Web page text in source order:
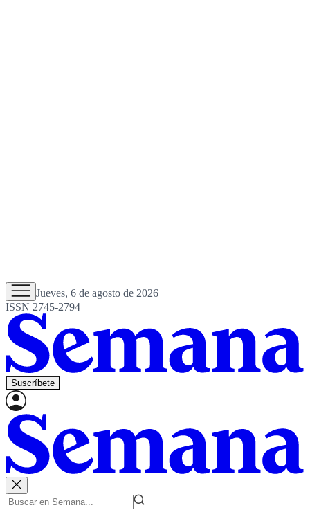
Jueves, 6 de agosto de 2026
ISSN 2745-2794
Suscríbete